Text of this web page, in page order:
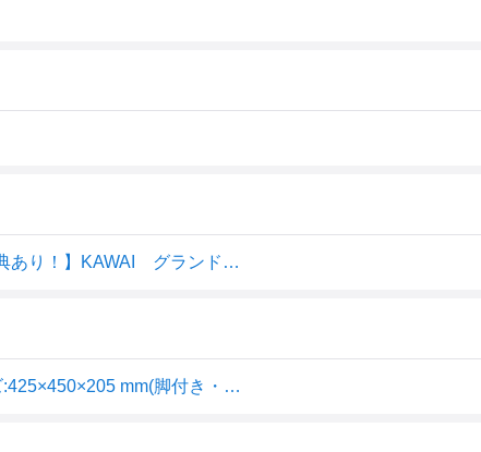
【エントリーでポイント10倍】【ラッピング＆音階シールのW特典あり！】KAWAI グランドピアノ 1141 黒 ブラック 32鍵盤 トイピアノ/ミニピアノ 楽器玩具 知育玩具 おもちゃ カワイ 河合楽器製作所
河合楽器製作所 KAWAI グランドピアノ ブラック 1141 本体サイズ:425×450×205 mm(脚付き・蓋閉じ状態)